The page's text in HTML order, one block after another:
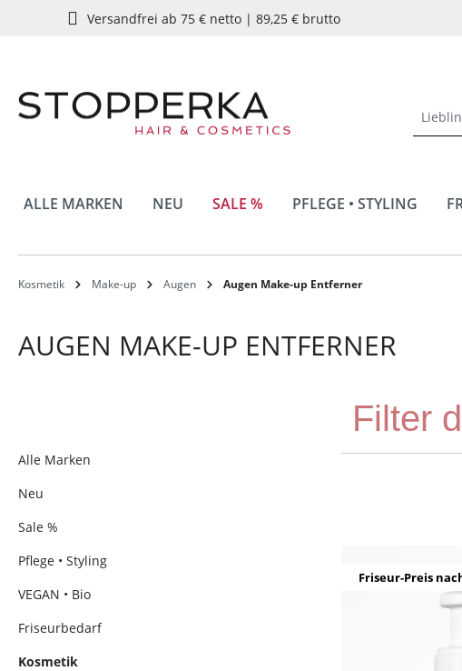
Zur Hauptnavigation springen
Versandfrei ab 75 € netto | 89,25 € brutto
ALLE MARKEN NEU SALE % PFLEGE • STYLING
Kosmetik Make-up Augen Augen Make-up Entferner
AUGEN MAKE-UP ENTFERNER
Alle Marken
Neu
Sale %
Pflege • Styling
VEGAN • Bio
Friseurbedarf
Kosmetik
Filter
Friseur-Preis